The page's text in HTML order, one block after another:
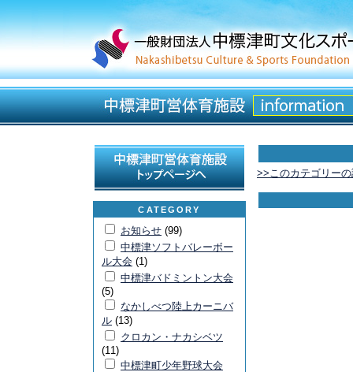
CATEGORY
お知らせ (99)
中標津ソフトバレーボー
ル大会 (1)
中標津バドミントン大会
(5)
なかしべつ陸上カーニバ
ル (13)
クロカン・ナカシベツ
(11)
中標津町少年野球大会
>>このカテゴリー